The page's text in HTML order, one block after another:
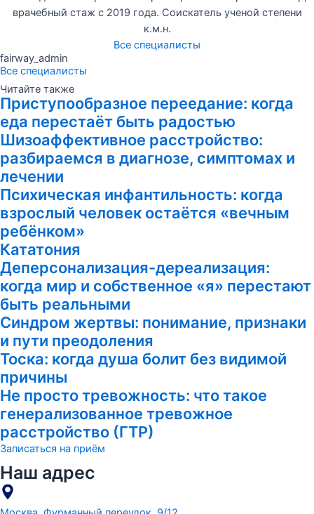
врачебный стаж с 2019 года. Соискатель ученой степени
к.м.н.
Все специалисты
fairway_admin
Все специалисты
Читайте также
Приступообразное переедание: когда
еда перестаёт быть радостью
Шизоаффективное расстройство:
разбираемся в диагнозе, симптомах и
лечении
Психическая инфантильность: когда
взрослый человек остаётся «вечным
ребёнком»
Кататония
Деперсонализация-дереализация:
когда мир и собственное «я» перестают
быть реальными
Синдром жертвы: понимание, признаки
и пути преодоления
Тоска: когда душа болит без видимой
причины
Не просто тревожность: что такое
генерализованное тревожное
расстройство (ГТР)
Записаться на приём
Наш адрес